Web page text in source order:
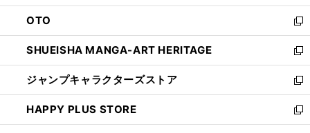
ウ
で
開
く
ン
ド
ウ
で
開
く
OTO
新
し
い
ウ
ィ
ン
ド
ウ
SHUEISHA MANGA-ART HERITAGE
新
し
い
ウ
ィ
ン
ジャンプキャラクターズストア
新
し
い
ウ
HAPPY PLUS STORE
新
し